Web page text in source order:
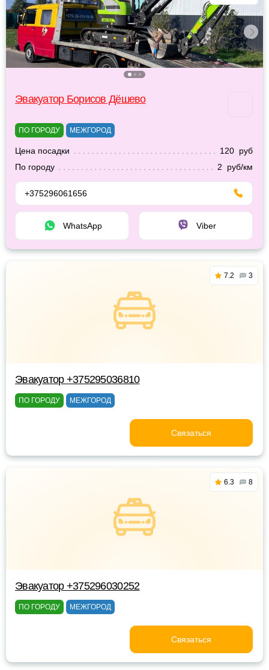
Эвакуатор Борисов Дёшево
ПО ГОРОДУ МЕЖГОРОД
Цена посадки
120 руб
По городу
2 руб/км
+375296061656
WhatsApp Viber
7.2 3
Эвакуатор +375295036810
ПО ГОРОДУ МЕЖГОРОД
Связаться
6.3 8
Эвакуатор +375296030252
ПО ГОРОДУ МЕЖГОРОД
Связаться